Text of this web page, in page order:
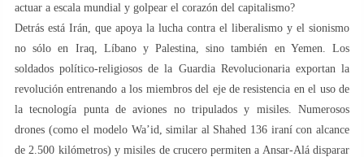
actuar a escala mundial y golpear el corazón del capitalismo?
Detrás está Irán, que apoya la lucha contra el liberalismo y el sionismo
no sólo en Iraq, Líbano y Palestina, sino también en Yemen. Los
soldados político-religiosos de la Guardia Revolucionaria exportan la
revolución entrenando a los miembros del eje de resistencia en el uso de
la tecnología punta de aviones no tripulados y misiles. Numerosos
drones (como el modelo Wa’id, similar al Shahed 136 iraní con alcance
de 2.500 kilómetros) y misiles de crucero permiten a Ansar-Alá disparar